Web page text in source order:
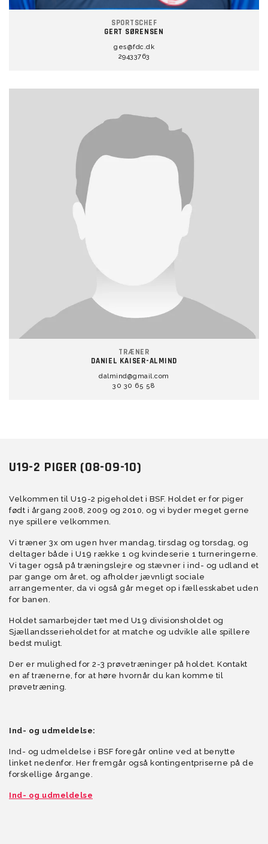
SPORTSCHEF
GERT SØRENSEN
ges@fdc.dk
29433763
TRÆNER
DANIEL KAISER-ALMIND
dalmind@gmail.com
30 30 65 58
U19-2 PIGER (08-09-10)
Velkommen til U19-2 pigeholdet i BSF. Holdet er for piger
født i årgang 2008, 2009 og 2010, og vi byder meget gerne
nye spillere velkommen.
Vi træner 3x om ugen hver mandag, tirsdag og torsdag, og
deltager både i U19 række 1 og kvindeserie 1 turneringerne.
Vi tager også på træningslejre og stævner i ind- og udland et
par gange om året, og afholder jævnligt sociale
arrangementer, da vi også går meget op i fællesskabet uden
for banen.
Holdet samarbejder tæt med U19 divisionsholdet og
Sjællandsserieholdet for at matche og udvikle alle spillere
bedst muligt.
Der er mulighed for 2-3 prøvetræninger på holdet. Kontakt
en af trænerne, for at høre hvornår du kan komme til
prøvetræning.
Ind- og udmeldelse:
Ind- og udmeldelse i BSF foregår online ved at benytte
linket nedenfor. Her fremgår også kontingentpriserne på de
forskellige årgange.
Ind- og udmeldelse